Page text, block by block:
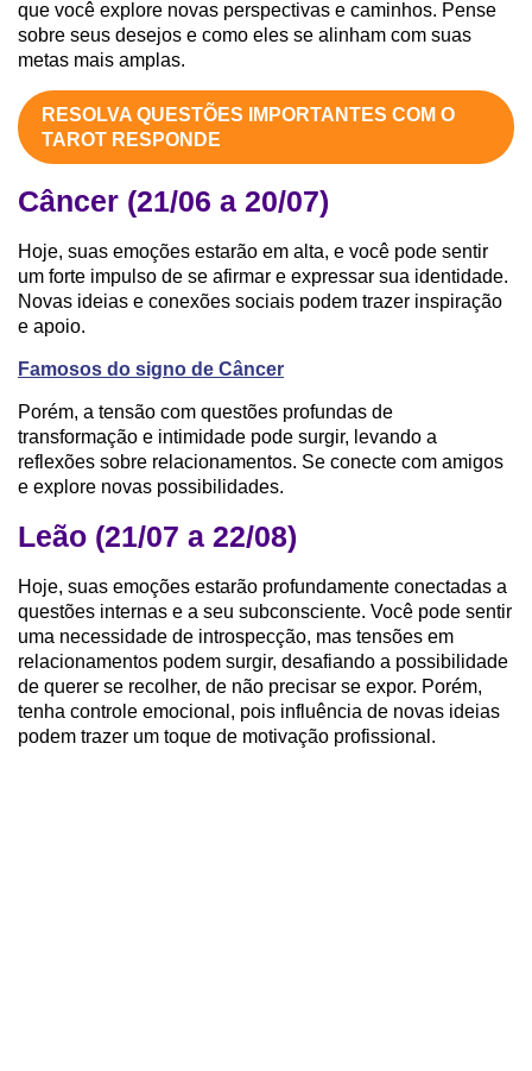
que você explore novas perspectivas e caminhos. Pense
sobre seus desejos e como eles se alinham com suas
metas mais amplas.
RESOLVA QUESTÕES IMPORTANTES COM O
TAROT RESPONDE
Câncer (21/06 a 20/07)
Hoje, suas emoções estarão em alta, e você pode sentir
um forte impulso de se afirmar e expressar sua identidade.
Novas ideias e conexões sociais podem trazer inspiração
e apoio.
Famosos do signo de Câncer
Porém, a tensão com questões profundas de
transformação e intimidade pode surgir, levando a
reflexões sobre relacionamentos. Se conecte com amigos
e explore novas possibilidades.
Leão (21/07 a 22/08)
Hoje, suas emoções estarão profundamente conectadas a
questões internas e a seu subconsciente. Você pode sentir
uma necessidade de introspecção, mas tensões em
relacionamentos podem surgir, desafiando a possibilidade
de querer se recolher, de não precisar se expor. Porém,
tenha controle emocional, pois influência de novas ideias
podem trazer um toque de motivação profissional.